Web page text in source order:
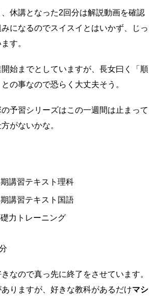
休講となった2回分は解説動画を確認
になるのでスイスイとはいかず、じっ
す。
始までとしていますが、長女曰く「順
の事なので恐らく大丈夫そう。
予習シリーズはこの一週間は止まって
がないかな。
講習テキスト理科
講習テキスト国語
力トレーニング
なので真っ先に終了をさせています。
りますが、好きな教科があるだけマシ